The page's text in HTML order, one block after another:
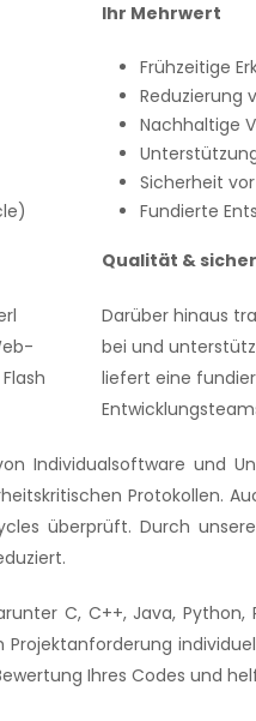
Ihr Mehrwert
Frühzeitige
Reduzierung
Nachhaltige
Sicherheit
Fundierte
Qualität &
Darüber hinaus
bei und
liefert eine
Individualsoftware und
Protokollen.
überprüft. Durch
C, C++, Java, Python,
Ihres Codes und